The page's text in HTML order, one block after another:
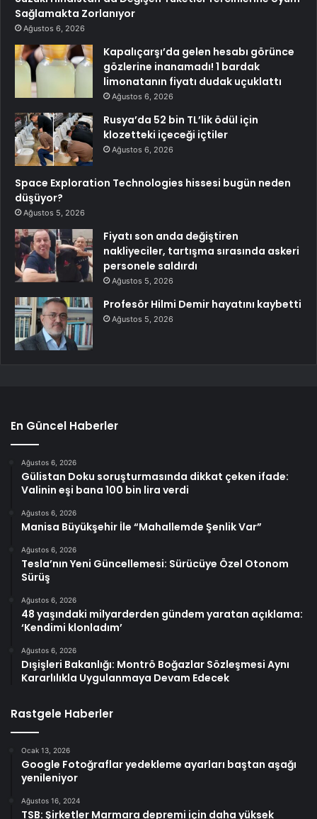
Sağlamakta Zorlanıyor
Ağustos 6, 2026
Kapalıçarşı’da gelen hesabı görünce
gözlerine inanamadı! 1 bardak
limonatanın fiyatı dudak uçuklattı
Ağustos 6, 2026
Rusya’da 52 bin TL’lik ödül için
klozetteki içeceği içtiler
Ağustos 6, 2026
Space Exploration Technologies hissesi bugün neden
düşüyor?
Ağustos 5, 2026
Fiyatı son anda değiştiren
nakliyeciler, tartışma sırasında askeri
personele saldırdı
Ağustos 5, 2026
Profesör Hilmi Demir hayatını kaybetti
Ağustos 5, 2026
En Güncel Haberler
Ağustos 6, 2026
Gülistan Doku soruşturmasında dikkat çeken ifade:
Valinin eşi bana 100 bin lira verdi
Ağustos 6, 2026
Manisa Büyükşehir İle “Mahallemde Şenlik Var”
Ağustos 6, 2026
Tesla’nın Yeni Güncellemesi: Sürücüye Özel Otonom
Sürüş
Ağustos 6, 2026
48 yaşındaki milyarderden gündem yaratan açıklama:
‘Kendimi klonladım’
Ağustos 6, 2026
Dışişleri Bakanlığı: Montrö Boğazlar Sözleşmesi Aynı
Kararlılıkla Uygulanmaya Devam Edecek
Rastgele Haberler
Ocak 13, 2026
Google Fotoğraflar yedekleme ayarları baştan aşağı
yenileniyor
Ağustos 16, 2024
TSB: Şirketler Marmara depremi için daha yüksek